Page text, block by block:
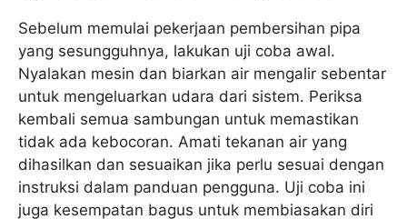
Sebelum memulai pekerjaan pembersihan pipa
yang sesungguhnya, lakukan uji coba awal.
Nyalakan mesin dan biarkan air mengalir sebentar
untuk mengeluarkan udara dari sistem. Periksa
kembali semua sambungan untuk memastikan
tidak ada kebocoran. Amati tekanan air yang
dihasilkan dan sesuaikan jika perlu sesuai dengan
instruksi dalam panduan pengguna. Uji coba ini
juga kesempatan bagus untuk membiasakan diri